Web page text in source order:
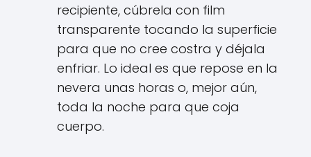
recipiente, cúbrela con film
transparente tocando la superficie
para que no cree costra y déjala
enfriar. Lo ideal es que repose en la
nevera unas horas o, mejor aún,
toda la noche para que coja
cuerpo.